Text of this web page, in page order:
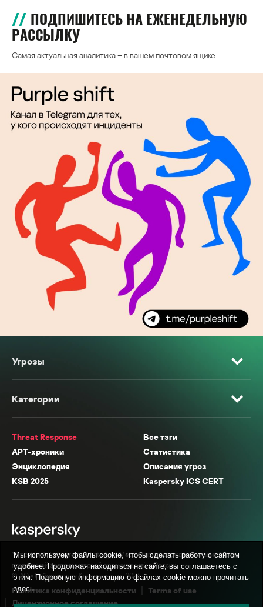
ПОДПИШИТЕСЬ НА ЕЖЕНЕДЕЛЬНУЮ
РАССЫЛКУ
Самая актуальная аналитика – в вашем почтовом ящике
Угрозы
Категории
Threat Response
Все тэги
APT-хроники
Статистика
Энциклопедия
Описания угроз
KSB 2025
Kaspersky ICS CERT
* Facebook, Instagram, WhatsApp, Meta AI принадлежат компании Meta,
признанной экстремистской организацией в России.
© АО «Лаборатория Касперского», 2026.
Политика конфиденциальности
Terms of use
Лицензионное соглашение
Мы используем файлы cookie, чтобы сделать работу с сайтом
удобнее. Продолжая находиться на сайте, вы соглашаетесь с
этим. Подробную информацию о файлах cookie можно прочитать
здесь.